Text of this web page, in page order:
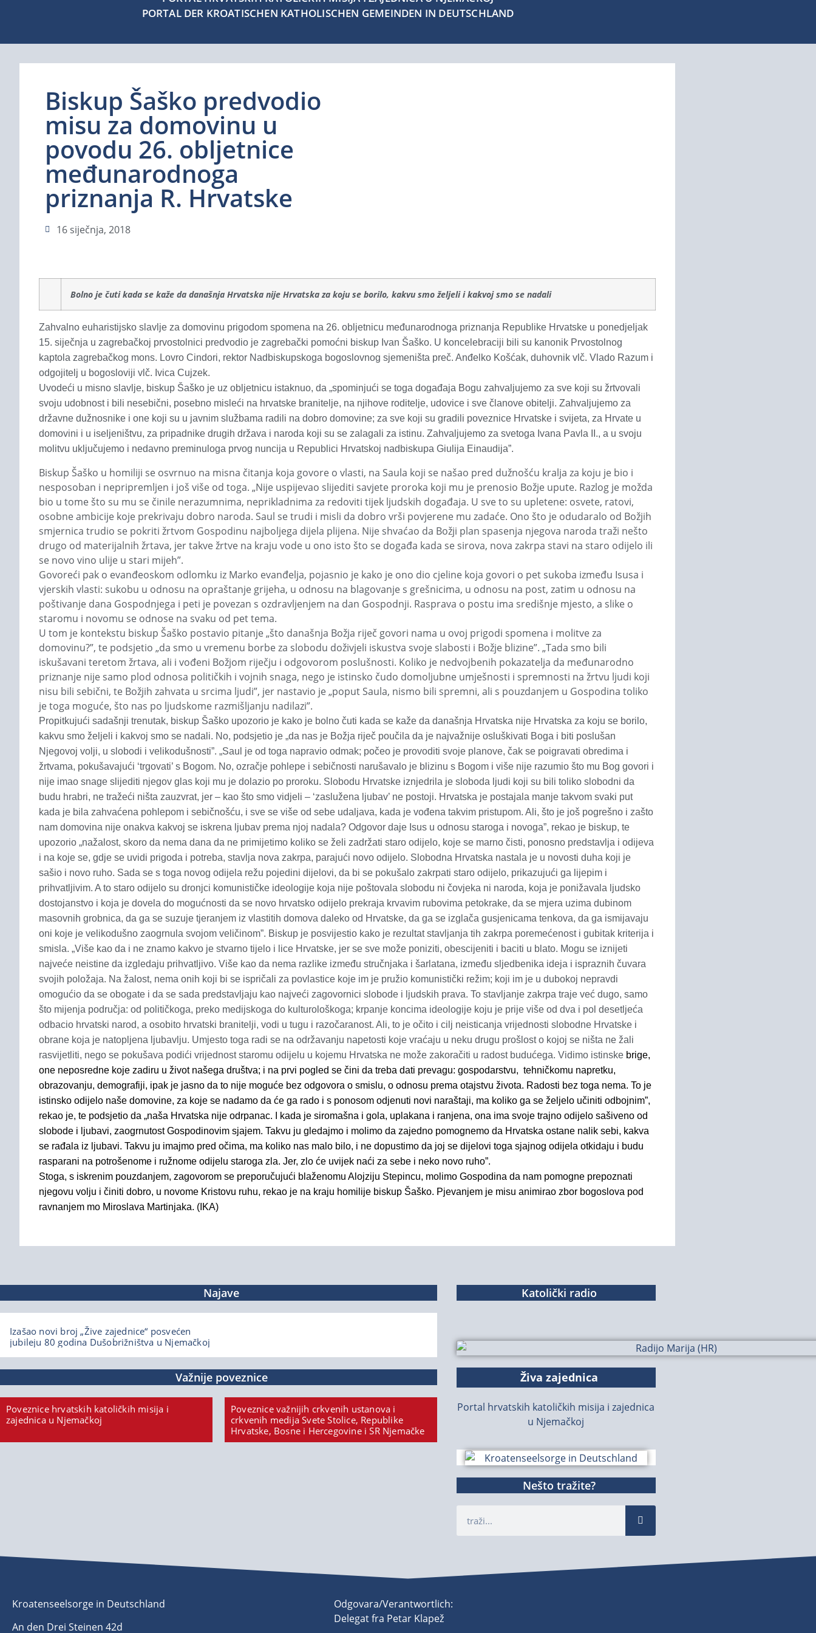
PORTAL DER KROATISCHEN KATHOLISCHEN GEMEINDEN IN DEUTSCHLAND
Biskup Šaško predvodio
misu za domovinu u
povodu 26. obljetnice
međunarodnoga
priznanja R. Hrvatske
16 siječnja, 2018
Bolno je čuti kada se kaže da današnja Hrvatska nije Hrvatska za koju se borilo, kakvu smo željeli i kakvoj smo se nadali
Zahvalno euharistijsko slavlje za domovinu prigodom spomena na 26. obljetnicu međunarodnoga priznanja Republike Hrvatske u ponedjeljak
15. siječnja u zagrebačkoj prvostolnici predvodio je zagrebački pomoćni biskup Ivan Šaško. U koncelebraciji bili su kanonik Prvostolnog
kaptola zagrebačkog mons. Lovro Cindori, rektor Nadbiskupskoga bogoslovnog sjemeništa preč. Anđelko Košćak, duhovnik vlč. Vlado Razum i
odgojitelj u bogosloviji vlč. Ivica Cujzek.
Uvodeći u misno slavlje, biskup Šaško je uz obljetnicu istaknuo, da „spominjući se toga događaja Bogu zahvaljujemo za sve koji su žrtvovali
svoju udobnost i bili nesebični, posebno misleći na hrvatske branitelje, na njihove roditelje, udovice i sve članove obitelji. Zahvaljujemo za
državne dužnosnike i one koji su u javnim službama radili na dobro domovine; za sve koji su gradili poveznice Hrvatske i svijeta, za Hrvate u
domovini i u iseljeništvu, za pripadnike drugih država i naroda koji su se zalagali za istinu. Zahvaljujemo za svetoga Ivana Pavla II., a u svoju
molitvu uključujemo i nedavno preminuloga prvog nuncija u Republici Hrvatskoj nadbiskupa Giulija Einaudija”.
Biskup Šaško u homiliji se osvrnuo na misna čitanja koja govore o vlasti, na Saula koji se našao pred dužnošću kralja za koju je bio i
nesposoban i nepripremljen i još više od toga. „Nije uspijevao slijediti savjete proroka koji mu je prenosio Božje upute. Razlog je možda
bio u tome što su mu se činile nerazumnima, neprikladnima za redoviti tijek ljudskih događaja. U sve to su upletene: osvete, ratovi,
osobne ambicije koje prekrivaju dobro naroda. Saul se trudi i misli da dobro vrši povjerene mu zadaće. Ono što je odudaralo od Božjih
smjernica trudio se pokriti žrtvom Gospodinu najboljega dijela plijena. Nije shvaćao da Božji plan spasenja njegova naroda traži nešto
drugo od materijalnih žrtava, jer takve žrtve na kraju vode u ono isto što se događa kada se sirova, nova zakrpa stavi na staro odijelo ili
se novo vino ulije u stari mijeh”.
Govoreći pak o evanđeoskom odlomku iz Marko evanđelja, pojasnio je kako je ono dio cjeline koja govori o pet sukoba između Isusa i
vjerskih vlasti: sukobu u odnosu na opraštanje grijeha, u odnosu na blagovanje s grešnicima, u odnosu na post, zatim u odnosu na
poštivanje dana Gospodnjega i peti je povezan s ozdravljenjem na dan Gospodnji. Rasprava o postu ima središnje mjesto, a slike o
staromu i novomu se odnose na svaku od pet tema.
U tom je kontekstu biskup Šaško postavio pitanje „što današnja Božja riječ govori nama u ovoj prigodi spomena i molitve za
domovinu?”, te podsjetio „da smo u vremenu borbe za slobodu doživjeli iskustva svoje slabosti i Božje blizine”. „Tada smo bili
iskušavani teretom žrtava, ali i vođeni Božjom riječju i odgovorom poslušnosti. Koliko je nedvojbenih pokazatelja da međunarodno
priznanje nije samo plod odnosa političkih i vojnih snaga, nego je istinsko čudo domoljubne umješnosti i spremnosti na žrtvu ljudi koji
nisu bili sebični, te Božjih zahvata u srcima ljudi”, jer nastavio je „poput Saula, nismo bili spremni, ali s pouzdanjem u Gospodina toliko
je toga moguće, što nas po ljudskome razmišljanju nadilazi”.
Propitkujući sadašnji trenutak, biskup Šaško upozorio je kako je bolno čuti kada se kaže da današnja Hrvatska nije Hrvatska za koju se borilo,
kakvu smo željeli i kakvoj smo se nadali. No, podsjetio je „da nas je Božja riječ poučila da je najvažnije osluškivati Boga i biti poslušan
Njegovoj volji, u slobodi i velikodušnosti”. „Saul je od toga napravio odmak; počeo je provoditi svoje planove, čak se poigravati obredima i
žrtvama, pokušavajući ‘trgovati’ s Bogom. No, ozračje pohlepe i sebičnosti narušavalo je blizinu s Bogom i više nije razumio što mu Bog govori i
nije imao snage slijediti njegov glas koji mu je dolazio po proroku. Slobodu Hrvatske iznjedrila je sloboda ljudi koji su bili toliko slobodni da
budu hrabri, ne tražeći ništa zauzvrat, jer – kao što smo vidjeli – ‘zaslužena ljubav’ ne postoji. Hrvatska je postajala manje takvom svaki put
kada je bila zahvaćena pohlepom i sebičnošću, i sve se više od sebe udaljava, kada je vođena takvim pristupom. Ali, što je još pogrešno i zašto
nam domovina nije onakva kakvoj se iskrena ljubav prema njoj nadala? Odgovor daje Isus u odnosu staroga i novoga”, rekao je biskup, te
upozorio „nažalost, skoro da nema dana da ne primijetimo koliko se želi zadržati staro odijelo, koje se marno čisti, ponosno predstavlja i odijeva
i na koje se, gdje se uvidi prigoda i potreba, stavlja nova zakrpa, parajući novo odijelo. Slobodna Hrvatska nastala je u novosti duha koji je
sašio i novo ruho. Sada se s toga novog odijela režu pojedini dijelovi, da bi se pokušalo zakrpati staro odijelo, prikazujući ga lijepim i
prihvatljivim. A to staro odijelo su dronjci komunističke ideologije koja nije poštovala slobodu ni čovjeka ni naroda, koja je ponižavala ljudsko
dostojanstvo i koja je dovela do mogućnosti da se novo hrvatsko odijelo prekraja krvavim rubovima petokrake, da se mjera uzima dubinom
masovnih grobnica, da ga se suzuje tjeranjem iz vlastitih domova daleko od Hrvatske, da ga se izglača gusjenicama tenkova, da ga ismijavaju
oni koje je velikodušno zaogrnula svojom veličinom”. Biskup je posvijestio kako je rezultat stavljanja tih zakrpa poremećenost i gubitak kriterija i
smisla. „Više kao da i ne znamo kakvo je stvarno tijelo i lice Hrvatske, jer se sve može poniziti, obescijeniti i baciti u blato. Mogu se iznijeti
najveće neistine da izgledaju prihvatljivo. Više kao da nema razlike između stručnjaka i šarlatana, između sljedbenika ideja i ispraznih čuvara
svojih položaja. Na žalost, nema onih koji bi se ispričali za povlastice koje im je pružio komunistički režim; koji im je u dubokoj nepravdi
omogućio da se obogate i da se sada predstavljaju kao najveći zagovornici slobode i ljudskih prava. To stavljanje zakrpa traje već dugo, samo
što mijenja područja: od političkoga, preko medijskoga do kulturološkoga; krpanje koncima ideologije koju je prije više od dva i pol desetljeća
odbacio hrvatski narod, a osobito hrvatski branitelji, vodi u tugu i razočaranost. Ali, to je očito i cilj neisticanja vrijednosti slobodne Hrvatske i
obrane koja je natopljena ljubavlju. Umjesto toga radi se na održavanju napetosti koje vraćaju u neku drugu prošlost o kojoj se ništa ne žali
rasvijetliti, nego se pokušava podići vrijednost staromu odijelu u kojemu Hrvatska ne može zakoračiti u radost budućega. Vidimo istinske brige,
one neposredne koje zadiru u život našega društva; i na prvi pogled se čini da treba dati prevagu: gospodarstvu, tehničkomu napretku,
obrazovanju, demografiji, ipak je jasno da to nije moguće bez odgovora o smislu, o odnosu prema otajstvu života. Radosti bez toga nema. To je
istinsko odijelo naše domovine, za koje se nadamo da će ga rado i s ponosom odjenuti novi naraštaji, ma koliko ga se željelo učiniti odbojnim”,
rekao je, te podsjetio da „naša Hrvatska nije odrpanac. I kada je siromašna i gola, uplakana i ranjena, ona ima svoje trajno odijelo sašiveno od
slobode i ljubavi, zaogrnutost Gospodinovim sjajem. Takvu ju gledajmo i molimo da zajedno pomognemo da Hrvatska ostane nalik sebi, kakva
se rađala iz ljubavi. Takvu ju imajmo pred očima, ma koliko nas malo bilo, i ne dopustimo da joj se dijelovi toga sjajnog odijela otkidaju i budu
rasparani na potrošenome i ružnome odijelu staroga zla. Jer, zlo će uvijek naći za sebe i neko novo ruho”.
Stoga, s iskrenim pouzdanjem, zagovorom se preporučujući blaženomu Alojziju Stepincu, molimo Gospodina da nam pomogne prepoznati
njegovu volju i činiti dobro, u novome Kristovu ruhu, rekao je na kraju homilije biskup Šaško. Pjevanjem je misu animirao zbor bogoslova pod
ravnanjem mo Miroslava Martinjaka. (IKA)
Najave
Izašao novi broj „Žive zajednice“ posvećen
jubileju 80 godina Dušobrižništva u Njemačkoj
Važnije poveznice
Poveznice hrvatskih katoličkih misija i
zajednica u Njemačkoj
Poveznice važnijih crkvenih ustanova i
crkvenih medija Svete Stolice, Republike
Hrvatske, Bosne i Hercegovine i SR Njemačke
Katolički radio
Živa zajednica
Portal hrvatskih katoličkih misija i zajednica
u Njemačkoj
Nešto tražite?
Kroatenseelsorge in Deutschland
An den Drei Steinen 42d
Odgovara/Verantwortlich:
Delegat fra Petar Klapež